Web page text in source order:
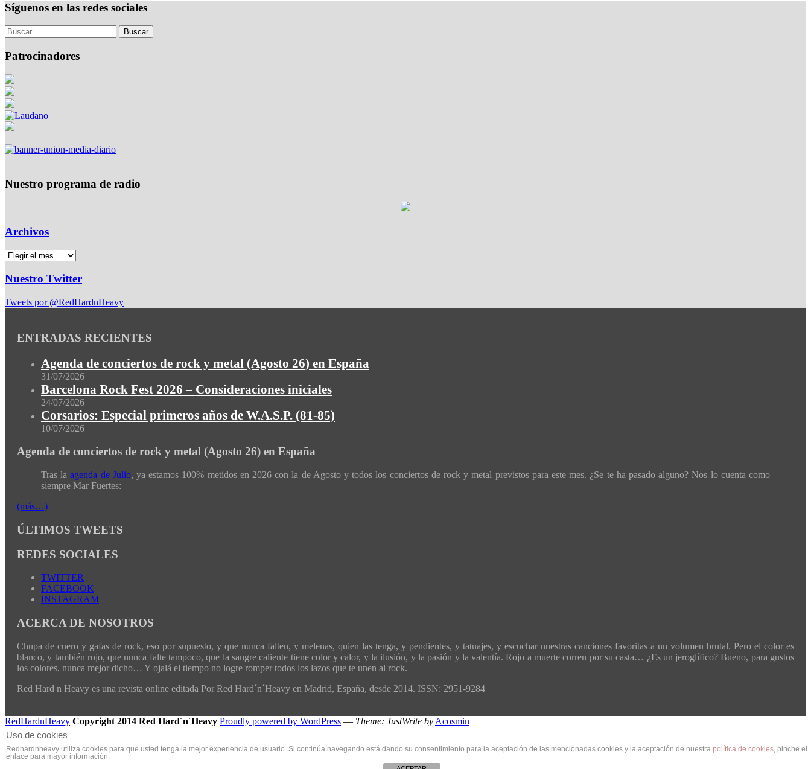
Síguenos en las redes sociales
Patrocinadores
Nuestro programa de radio
Archivos
Nuestro Twitter
Tweets por @RedHardnHeavy
ENTRADAS RECIENTES
Agenda de conciertos de rock y metal (Agosto 26) en España
31/07/2026
Barcelona Rock Fest 2026 – Consideraciones iniciales
24/07/2026
Corsarios: Especial primeros años de W.A.S.P. (81-85)
10/07/2026
Agenda de conciertos de rock y metal (Agosto 26) en España
Tras laagenda de Julio, ya estamos 100% metidos en 2026 con la de Agosto y todos los conciertos de rock y metal previstos para este mes. ¿Se te ha pasado alguno? Nos lo cuenta como
siempre Mar Fuertes:
(más…)
ÚLTIMOS TWEETS
REDES SOCIALES
TWITTER
FACEBOOK
INSTAGRAM
ACERCA DE NOSOTROS
Chupa de cuero y gafas de rock, eso por supuesto, y que nunca falten, y melenas, quien las tenga, y pendientes, y tatuajes, y escuchar nuestras canciones favoritas a un volumen brutal. Pero el color es
blanco, y también rojo, que nunca falte tampoco, que la sangre caliente tiene color y calor, y la ilusión, y la pasión y la valentía. Rojo a muerte corren por su casta… ¿Es un jeroglífico? Bueno, para gustos
los colores, nunca mejor dicho… Y ojalá el tiempo no logre romper todos los lazos que te unen al rock.
Red Hard n Heavy es una revista online editada Por Red Hard´n´Heavy en Madrid, España, desde 2014. ISSN: 2951-9284
RedHardnHeavy Copyright 2014 Red Hard´n´Heavy Proudly powered by WordPress — Theme: JustWrite by Acosmin
Uso de cookies
Redhardnheavy utiliza cookies para que usted tenga la mejor experiencia de usuario. Si continúa navegando está dando su consentimiento para la aceptación de las mencionadas cookies y la aceptación de nuestra política de cookies , pinche el
enlace para mayor información.
Translate »